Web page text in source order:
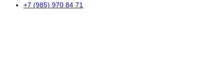
+7 (985) 970 84 71